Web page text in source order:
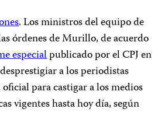
. Los ministros del equipo de
órdenes de Murillo, de acuerdo
especialpublicado por el CPJ en
a los periodistas
para castigar a los medios
vigentes hasta hoy día, según